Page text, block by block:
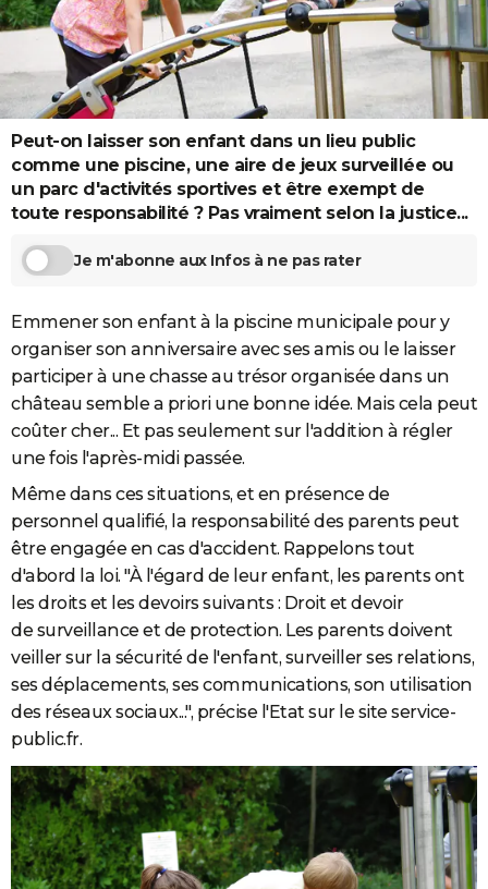
Destinations
City break
Voyage nature
Voyage de noces
Forum
Climat
+
PHOTO
GUIDES D'ACHAT
BONS PLANS
CARTE DE VOEUX
Carte de Noël
Carte Bonne année
Carte Saint-Valentin
Carte Pâques
Carte d'anniversaire
DICTIONNAIRE
Dictionnaire
Biographies
Citations
Expressions
Proverbes
PROGRAMME TV
S'inscrire
Se connecter
Lycées
Collèges
Primaires
Universités
Entreprises
Service militaire
Avis de recherche
FORUM
Peut-on laisser son enfant dans un lieu public
comme une piscine, une aire de jeux surveillée ou
un parc d'activités sportives et être exempt de
toute responsabilité ? Pas vraiment selon la justice...
Je m'abonne aux Infos à ne pas rater
Emmener son enfant à la piscine municipale pour y
organiser son anniversaire avec ses amis ou le laisser
participer à une chasse au trésor organisée dans un
château semble a priori une bonne idée. Mais cela peut
coûter cher... Et pas seulement sur l'addition à régler
une fois l'après-midi passée.
Même dans ces situations, et en présence de
personnel qualifié, la responsabilité des parents peut
être engagée en cas d'accident. Rappelons tout
d'abord la loi. "À l'égard de leur enfant, les parents ont
les droits et les devoirs suivants : Droit et devoir
de surveillance et de protection. Les parents doivent
veiller sur la sécurité de l'enfant, surveiller ses relations,
ses déplacements, ses communications, son utilisation
des réseaux sociaux...", précise l'Etat sur le site service-
public.fr.